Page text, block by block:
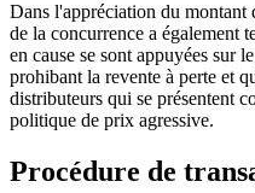
Dans l'appréciation du montant
de la concurrence a également
en cause se sont appuyées sur
prohibant la revente à perte et
distributeurs qui se présentent
politique de prix agressive.
Procédure de